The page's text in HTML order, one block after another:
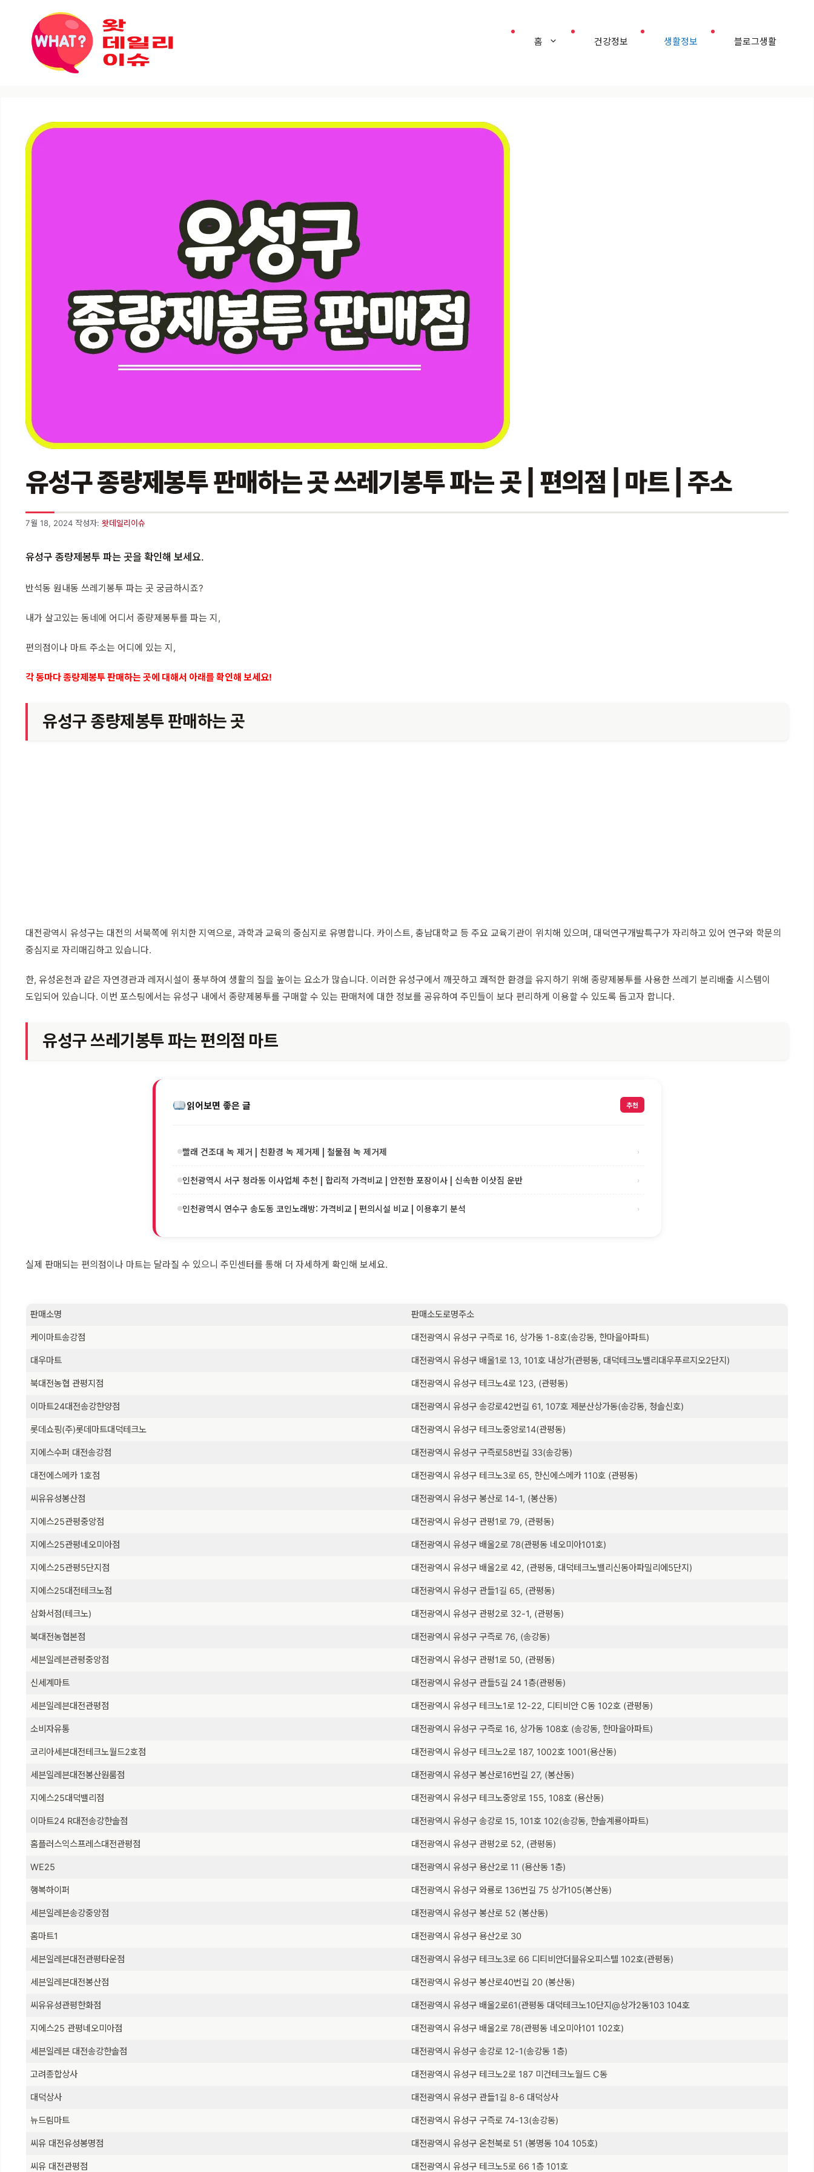
홈
건강정보 생활정보 블로그생활
유성구 종량제봉투 판매하는 곳 쓰레기봉투 파는 곳 | 편의점 | 마트 | 주소
7월 18, 2024 작성자: 왓데일리이슈
유성구 종량제봉투 파는 곳을 확인해 보세요.
반석동 원내동 쓰레기봉투 파는 곳 궁금하시죠?
내가 살고있는 동네에 어디서 종량제봉투를 파는 지,
편의점이나 마트 주소는 어디에 있는 지,
각 동마다 종량제봉투 판매하는 곳에 대해서 아래를 확인해 보세요!
유성구 종량제봉투 판매하는 곳
대전광역시 유성구는 대전의 서북쪽에 위치한 지역으로, 과학과 교육의 중심지로 유명합니다. 카이스트, 충남대학교 등 주요 교육기관이 위치해 있으며, 대덕연구개발특구가 자리하고 있어 연구와 학문의
중심지로 자리매김하고 있습니다.
한, 유성온천과 같은 자연경관과 레저시설이 풍부하여 생활의 질을 높이는 요소가 많습니다. 이러한 유성구에서 깨끗하고 쾌적한 환경을 유지하기 위해 종량제봉투를 사용한 쓰레기 분리배출 시스템이
도입되어 있습니다. 이번 포스팅에서는 유성구 내에서 종량제봉투를 구매할 수 있는 판매처에 대한 정보를 공유하여 주민들이 보다 편리하게 이용할 수 있도록 돕고자 합니다.
유성구 쓰레기봉투 파는 편의점 마트
읽어보면 좋은 글 추천
빨래 건조대 녹 제거 | 친환경 녹 제거제 | 철물점 녹 제거제 ›
인천광역시 서구 청라동 이사업체 추천 | 합리적 가격비교 | 안전한 포장이사 | 신속한 이삿짐 운반 ›
인천광역시 연수구 송도동 코인노래방: 가격비교 | 편의시설 비교 | 이용후기 분석 ›
실제 판매되는 편의점이나 마트는 달라질 수 있으니 주민센터를 통해 더 자세하게 확인해 보세요.
판매소명 판매소도로명주소
케이마트송강점 대전광역시 유성구 구즉로 16, 상가동 1-8호(송강동, 한마을아파트)
대우마트 대전광역시 유성구 배울1로 13, 101호 내상가(관평동, 대덕테크노밸리대우푸르지오2단지)
북대전농협 관평지점 대전광역시 유성구 테크노4로 123, (관평동)
이마트24대전송강한양점 대전광역시 유성구 송강로42번길 61, 107호 제분산상가동(송강동, 청솔신호)
롯데쇼핑(주)롯데마트대덕테크노 대전광역시 유성구 테크노중앙로14(관평동)
지에스수퍼 대전송강점 대전광역시 유성구 구즉로58번길 33(송강동)
대전에스메카 1호점 대전광역시 유성구 테크노3로 65, 한신에스메카 110호 (관평동)
씨유유성봉산점 대전광역시 유성구 봉산로 14-1, (봉산동)
지에스25관평중앙점 대전광역시 유성구 관평1로 79, (관평동)
지에스25관평네오미아점 대전광역시 유성구 배울2로 78(관평동 네오미아101호)
지에스25관평5단지점 대전광역시 유성구 배울2로 42, (관평동, 대덕테크노밸리신동아파밀리에5단지)
지에스25대전테크노점 대전광역시 유성구 관들1길 65, (관평동)
삼화서점(테크노) 대전광역시 유성구 관평2로 32-1, (관평동)
북대전농협본점 대전광역시 유성구 구즉로 76, (송강동)
세븐일레븐관평중앙점 대전광역시 유성구 관평1로 50, (관평동)
신세계마트 대전광역시 유성구 관들5길 24 1층(관평동)
세븐일레븐대전관평점 대전광역시 유성구 테크노1로 12-22, 디티비안 C동 102호 (관평동)
소비자유통 대전광역시 유성구 구즉로 16, 상가동 108호 (송강동, 한마을아파트)
코리아세븐대전테크노월드2호점 대전광역시 유성구 테크노2로 187, 1002호 1001(용산동)
세븐일레븐대전봉산원룸점 대전광역시 유성구 봉산로16번길 27, (봉산동)
지에스25대덕밸리점 대전광역시 유성구 테크노중앙로 155, 108호 (용산동)
이마트24 R대전송강한솔점 대전광역시 유성구 송강로 15, 101호 102(송강동, 한솔계룡아파트)
홈플러스익스프레스대전관평점 대전광역시 유성구 관평2로 52, (관평동)
WE25 대전광역시 유성구 용산2로 11 (용산동 1층)
행복하이퍼 대전광역시 유성구 와룡로 136번길 75 상가105(봉산동)
세븐일레븐송강중앙점 대전광역시 유성구 봉산로 52 (봉산동)
홈마트1 대전광역시 유성구 용산2로 30
세븐일레븐대전관평타운점 대전광역시 유성구 테크노3로 66 디티비안더블유오피스텔 102호(관평동)
세븐일레븐대전봉산점 대전광역시 유성구 봉산로40번길 20 (봉산동)
씨유유성관평한화점 대전광역시 유성구 배울2로61(관평동 대덕테크노10단지@상가2동103 104호
지에스25 관평네오미아점 대전광역시 유성구 배울2로 78(관평동 네오미아101 102호)
세븐일레븐 대전송강한솔점 대전광역시 유성구 송강로 12-1(송강동 1층)
고려종합상사 대전광역시 유성구 테크노2로 187 미건테크노월드 C동
대덕상사 대전광역시 유성구 관들1길 8-6 대덕상사
뉴드림마트 대전광역시 유성구 구즉로 74-13(송강동)
씨유 대전유성봉명점 대전광역시 유성구 온천북로 51 (봉명동 104 105호)
씨유 대전관평점 대전광역시 유성구 테크노5로 66 1층 101호